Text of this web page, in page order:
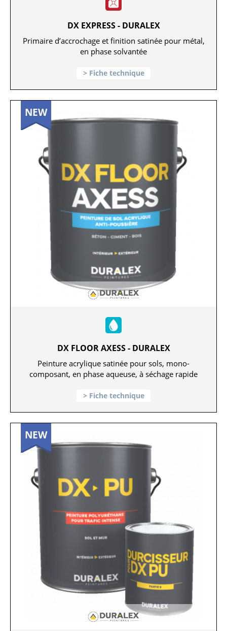
DX EXPRESS - DURALEX
Primaire d’accrochage et finition satinée pour métal,
en phase solvantée
Fiche technique
NEW
DX FLOOR AXESS - DURALEX
Peinture acrylique satinée pour sols, mono-
composant, en phase aqueuse, à séchage rapide
Fiche technique
NEW